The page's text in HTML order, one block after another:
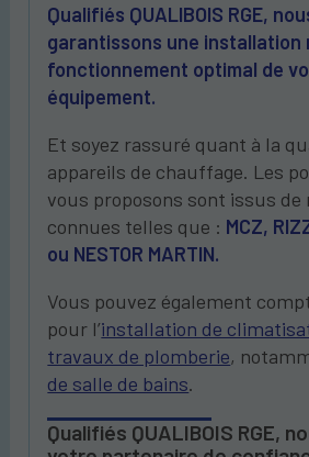
Qualifiés QUALIBOIS RGE,
garantissons une installation
fonctionnement optimal de
équipement.
Et soyez rassuré quant à la
appareils de chauffage. Les
vous proposons sont issus de
connues telles que : MCZ,
ou NESTOR MARTIN.
Vous pouvez également
pour l’installation de
travaux de plomberie,
de salle de bains.
Qualifiés QUALIBOIS RGE,